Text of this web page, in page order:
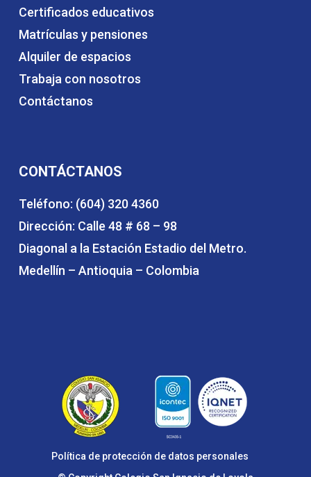
Certificados educativos
Matrículas y pensiones
Alquiler de espacios
Trabaja con nosotros
Contáctanos
CONTÁCTANOS
Teléfono: (604) 320 4360
Dirección: Calle 48 # 68 – 98
Diagonal a la Estación Estadio del Metro.
Medellín – Antioquia – Colombia
Política de protección de datos personales